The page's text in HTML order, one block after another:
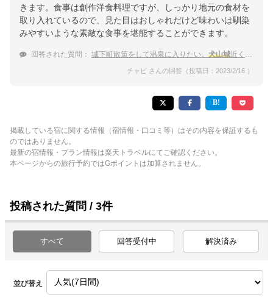
きます。食事は創作洋食料理ですが、しっかり地元の食材を
取り入れているので、見た目はおしゃれだけど味わいは馴染
みやすいような素敵な食事を堪能することができます。
回答された質問： 城下町散策をして温泉に入りたい。 犬山城近くの宿は？
チャビ さんの回答（投稿日：2023/2/16 ）
掲載している宿に関する情報（宿情報・口コミ等）はその内容を保証するも
のではありません。
最新の宿情報・プラン情報は楽天トラベルにてご確認ください。
本ページからの旅行予約ではGポイントは加算されません。
投稿された質問 / 3件
すべて 回答受付中 解決済み
並び替え